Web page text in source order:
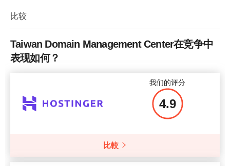
RAM 存储器
价格
1024 MB
比较
Taiwan Domain Management Center在竞争中
表现如何？
我们的评分
4.9
比較